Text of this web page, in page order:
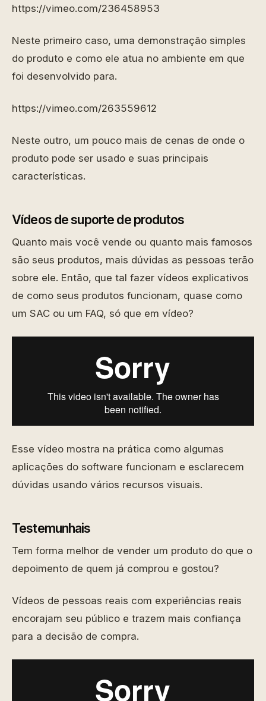
https://vimeo.com/236458953
Neste primeiro caso, uma demonstração simples
do produto e como ele atua no ambiente em que
foi desenvolvido para.
https://vimeo.com/263559612
Neste outro, um pouco mais de cenas de onde o
produto pode ser usado e suas principais
características.
Vídeos de suporte de produtos
Quanto mais você vende ou quanto mais famosos
são seus produtos, mais dúvidas as pessoas terão
sobre ele. Então, que tal fazer vídeos explicativos
de como seus produtos funcionam, quase como
um SAC ou um FAQ, só que em vídeo?
Esse vídeo mostra na prática como algumas
aplicações do software funcionam e esclarecem
dúvidas usando vários recursos visuais.
Testemunhais
Tem forma melhor de vender um produto do que o
depoimento de quem já comprou e gostou?
Vídeos de pessoas reais com experiências reais
encorajam seu público e trazem mais confiança
para a decisão de compra.